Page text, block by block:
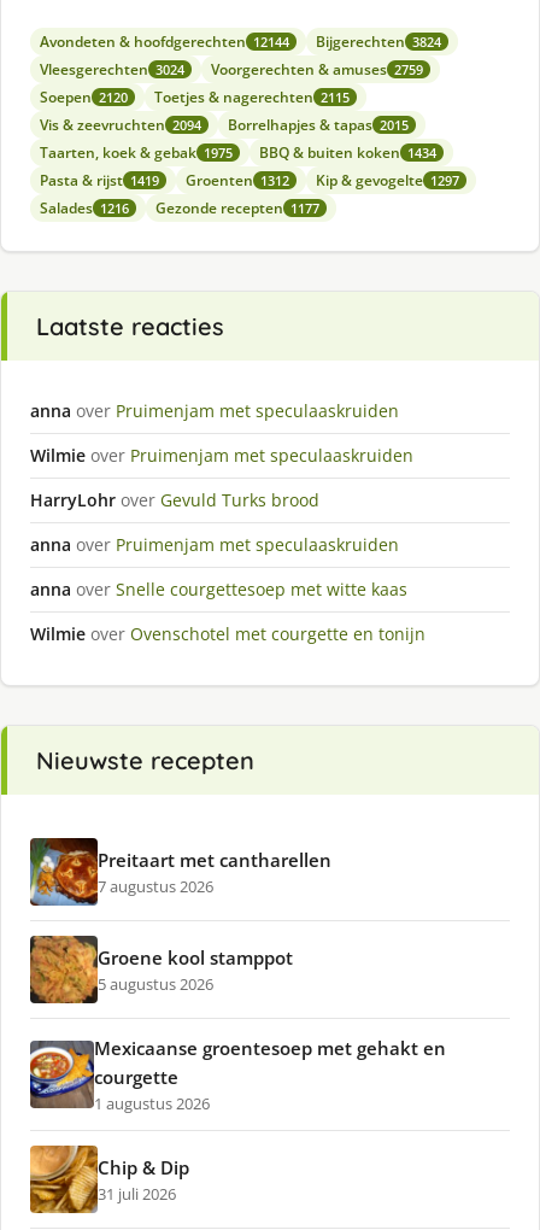
Avondeten & hoofdgerechten 12144 Bijgerechten 3824
Vleesgerechten 3024 Voorgerechten & amuses 2759
Soepen 2120 Toetjes & nagerechten 2115
Vis & zeevruchten 2094 Borrelhapjes & tapas 2015
Taarten, koek & gebak 1975 BBQ & buiten koken 1434
Pasta & rijst 1419 Groenten 1312 Kip & gevogelte 1297
Salades 1216 Gezonde recepten 1177
Laatste reacties
anna over Pruimenjam met speculaaskruiden
Wilmie over Pruimenjam met speculaaskruiden
HarryLohr over Gevuld Turks brood
anna over Pruimenjam met speculaaskruiden
anna over Snelle courgettesoep met witte kaas
Wilmie over Ovenschotel met courgette en tonijn
Nieuwste recepten
Preitaart met cantharellen
7 augustus 2026
Groene kool stamppot
5 augustus 2026
Mexicaanse groentesoep met gehakt en
courgette
1 augustus 2026
Chip & Dip
31 juli 2026